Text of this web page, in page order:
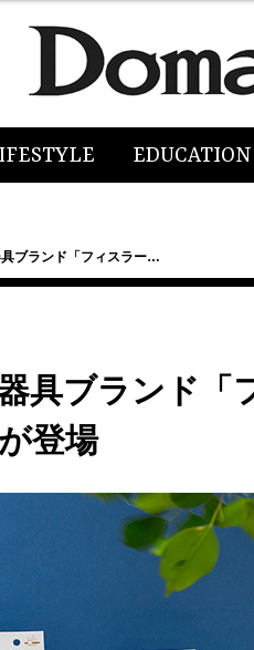
EDUCATION
ブランド「フィスラー…
具ブランド「
登場